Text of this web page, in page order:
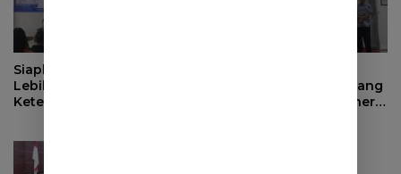
Siapkan Masa Depan yang
Lebih Baik, BPJS
Ketenagakerjaan Tutup
Daerah, Bupati Sumedang
Minta OPD Perkuat Sinergi